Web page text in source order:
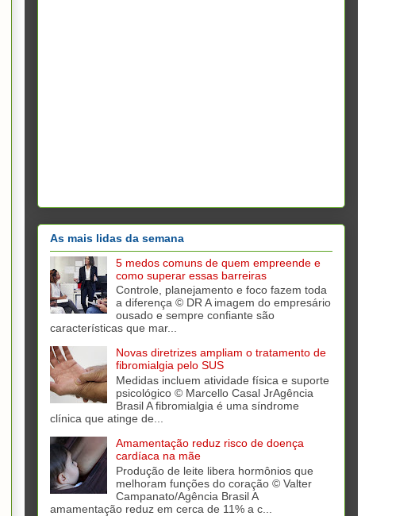
As mais lidas da semana
5 medos comuns de quem empreende e
como superar essas barreiras
Controle, planejamento e foco fazem toda
a diferença © DR A imagem do empresário
ousado e sempre confiante são
características que mar...
Novas diretrizes ampliam o tratamento de
fibromialgia pelo SUS
Medidas incluem atividade física e suporte
psicológico © Marcello Casal JrAgência
Brasil A fibromialgia é uma síndrome
clínica que atinge de...
Amamentação reduz risco de doença
cardíaca na mãe
Produção de leite libera hormônios que
melhoram funções do coração © Valter
Campanato/Agência Brasil A
amamentação reduz em cerca de 11% a c...